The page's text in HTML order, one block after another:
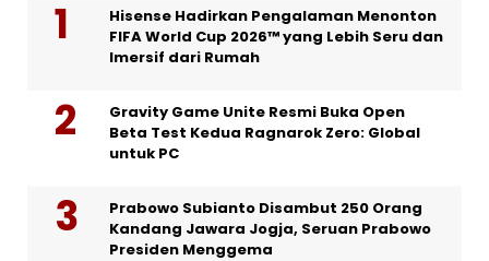
Hisense Hadirkan Pengalaman Menonton
FIFA World Cup 2026™ yang Lebih Seru dan
Imersif dari Rumah
Gravity Game Unite Resmi Buka Open
Beta Test Kedua Ragnarok Zero: Global
untuk PC
Prabowo Subianto Disambut 250 Orang
Kandang Jawara Jogja, Seruan Prabowo
Presiden Menggema